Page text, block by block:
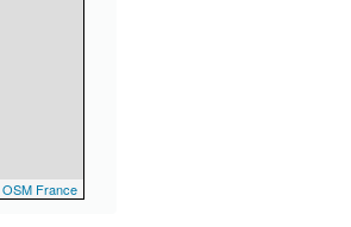
OSM France